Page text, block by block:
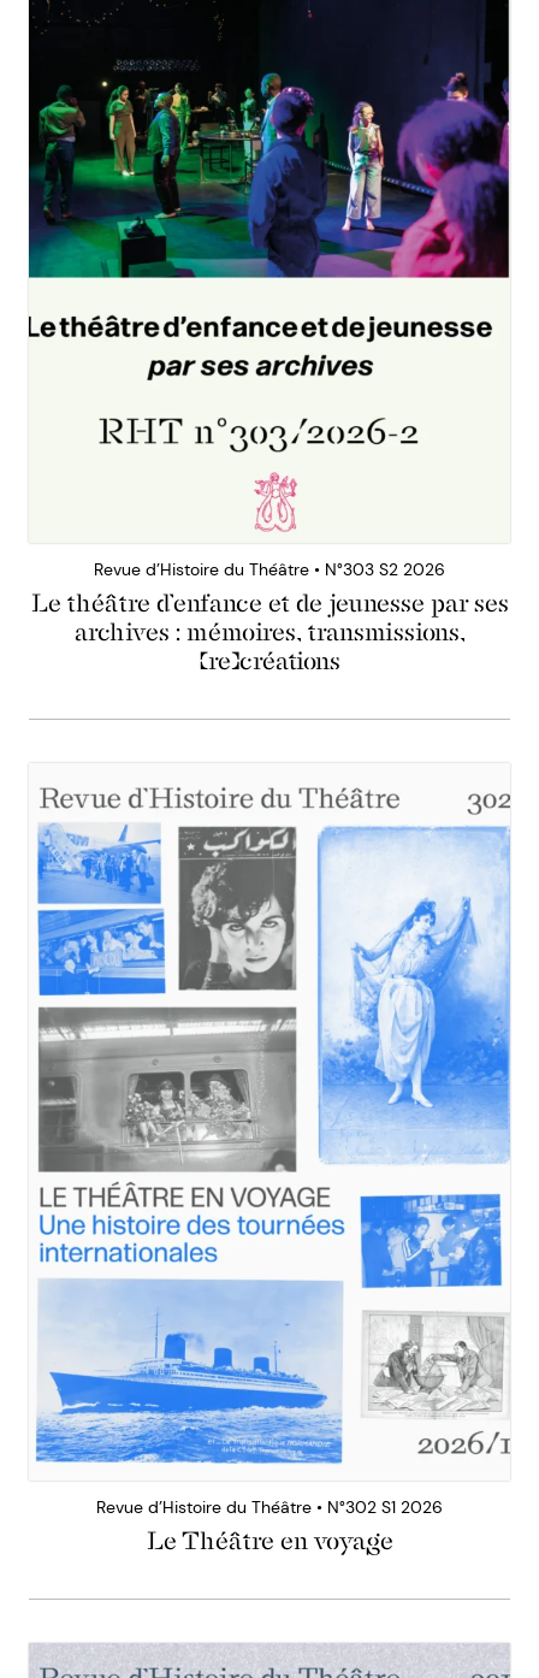
Revue d’Histoire du Théâtre • N°303 S2 2026
Le théâtre d’enfance et de jeunesse par ses
archives : mémoires, transmissions,
(re)créations
Revue d’Histoire du Théâtre • N°302 S1 2026
Le Théâtre en voyage